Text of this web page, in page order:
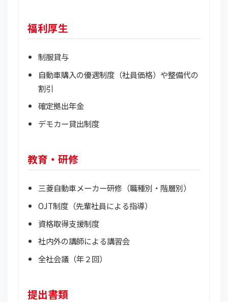
福利厚生
制服貸与
自動車購入の優遇制度（社員価格）や整備代の
割引
確定拠出年金
デモカー貸出制度
教育・研修
三菱自動車メーカー研修（職種別・階層別）
OJT制度（先輩社員による指導）
資格取得支援制度
社内外の講師による講習会
全社会議（年２回）
提出書類